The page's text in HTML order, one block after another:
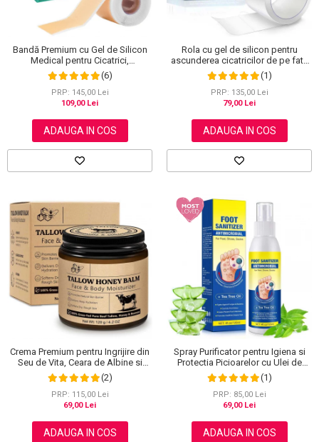
Bandă Premium cu Gel de Silicon
Medical pentru Cicatrici,
Reutilizabilă, NOVA KISS®, 4 cm x
1.5 m
(6)
PRP: 145,00 Lei
109,00 Lei
ADAUGA IN COS
Rola cu gel de silicon pentru
ascunderea cicatricilor de pe fata
sau corp, plasture reutilizabil, 2.5
cm x 1.5 m, Elaimei
(1)
PRP: 135,00 Lei
79,00 Lei
ADAUGA IN COS
Crema Premium pentru Ingrijire din
Seu de Vita, Ceara de Albine si
Miere, 100% Naturala, NOVA
KISS®, 120 g
(2)
PRP: 115,00 Lei
69,00 Lei
ADAUGA IN COS
Spray Purificator pentru Igiena si
Protectia Picioarelor cu Ulei de
Arbore de Ceai, 120 ml
(1)
PRP: 85,00 Lei
69,00 Lei
ADAUGA IN COS